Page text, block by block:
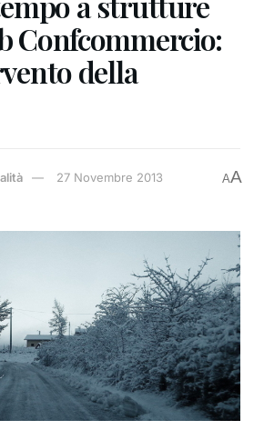
Confcommercio:
della
27 Novembre 2013 AA